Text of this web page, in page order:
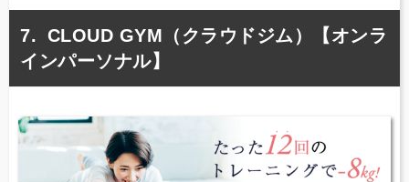
CLOUD GYM（クラウドジム）【オンラ
インパーソナル】